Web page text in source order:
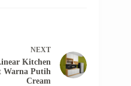
NEXT
Kitchen
Warna Putih
Cream